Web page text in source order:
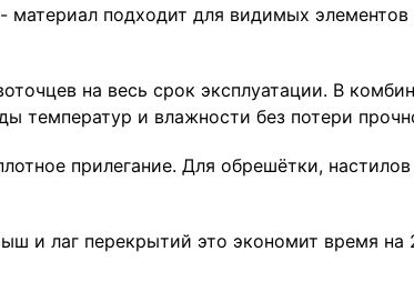
подходит для видимых
на весь срок эксплуатации. В
и влажности без потери
прилегание. Для обрешётки,
и лаг перекрытий это экономит время на